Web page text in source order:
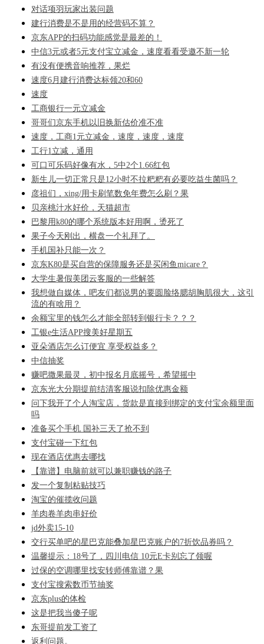
对话项羽玩家出装问题
建行消费是不是用的经营码不算？
京东APP的扫码功能感觉是最差的！
中信3元或者5元支付宝立减金，速度看看受邀不新一轮
有没有便携音响推荐，果烂
速度6月建行消费达标领20和60
速度
工商银行一元立减金
哥哥们京东手机以旧换新估价准不准
速度，工商1元立减金，速度，速度，速度
工行1立减，通用
可口可乐码好像有水，5中2个1.66红包
新生儿一切正常只是12小时不拉粑粑有必要吃益生菌吗？
彦祖们，xing/用卡刷笔数免年费怎么刷？果
贝亲桃汁水好价，天猫超市
巴黎用k80的哪个系统版本好用啊，烫死了
果子今天刚出，横盘一个礼拜了。
手机国补只能一次？
京东K80是买自营的保障服务还是买闲鱼micare？
大学生暑假美团云客服的一些解答
我想做自媒体，吧友们都说男的要圆脸络腮胡胸肌很大，这引
流的有啥用？
余额宝里的钱怎么才能全部转到银行卡？？？
工银e生活APP搜美好星期五
亚朵酒店怎么订便宜 享受权益多？
中信抽奖
赚吧撒果最灵，初中报名月底摇号，希望摇中
京东光大分期提前结清客服说扣除优惠金额
问下我开了个人淘宝店，货款是直接到绑定的支付宝余额里面
吗
准备买个手机 国补三天了抢不到
支付宝碰一下红包
现在酒店优惠去哪找
【靠谱】电脑前就可以兼职赚钱的路子
发一个复制粘贴技巧
淘宝的催揽收问题
羊肉卷羊肉串好价
jd外卖15-10
交行买单吧的星巴克能叠加星巴克账户的7折饮品券吗？
温馨提示：18号了，四川电信 10元E卡别忘了领喔
过保的空调哪里找安转师傅靠谱？果
支付宝搜索数币节抽奖
京东plus的体检
这是把我当傻子呢
东哥提前发工资了
返利问题。